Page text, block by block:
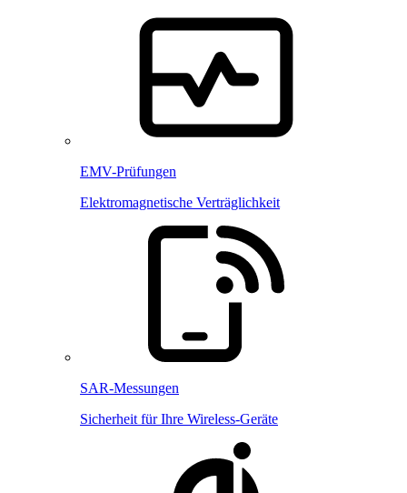
EMV-Prüfungen
Elektromagnetische Verträglichkeit
SAR-Messungen
Sicherheit für Ihre Wireless-Geräte